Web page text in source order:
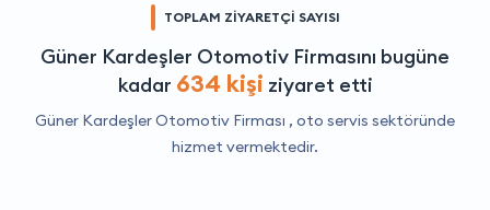
TOPLAM ZİYARETÇİ SAYISI
Güner Kardeşler Otomotiv Firmasını bugüne
kadar 634 kişi ziyaret etti
Güner Kardeşler Otomotiv Firması , oto servis sektöründe
hizmet vermektedir.